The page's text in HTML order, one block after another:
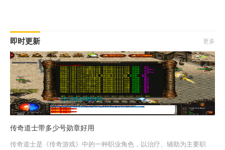
即时更新 更多
传奇道士带多少号勋章好用
传奇道士是《传奇游戏》中的一种职业角色，以治疗、辅助为主要职